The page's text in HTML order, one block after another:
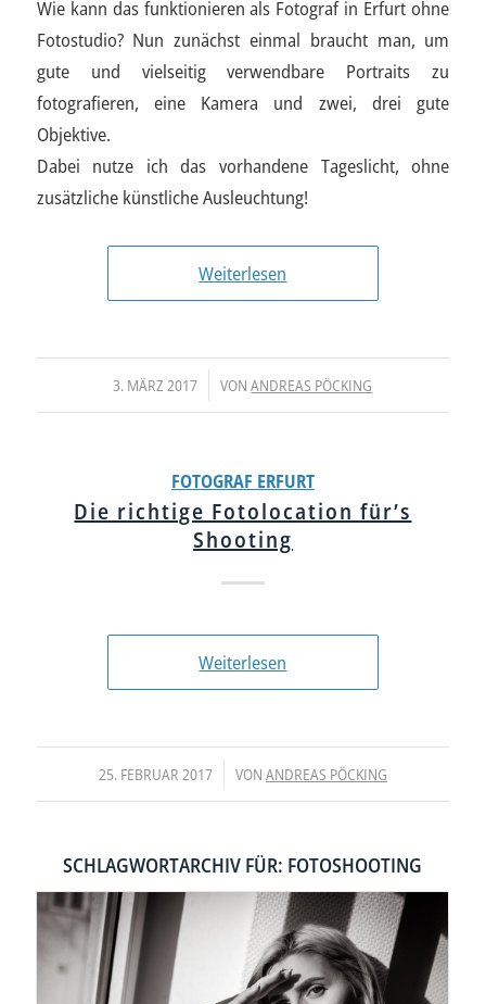
Wie kann das funktionieren als Fotograf in Erfurt ohne
Fotostudio? Nun zunächst einmal braucht man, um
gute und vielseitig verwendbare Portraits zu
fotografieren, eine Kamera und zwei, drei gute
Objektive.
Dabei nutze ich das vorhandene Tageslicht, ohne
zusätzliche künstliche Ausleuchtung!
Weiterlesen
3. MÄRZ 2017
/ VONANDREAS PÖCKING
FOTOGRAF ERFURT
Die richtige Fotolocation für’s
Shooting
Weiterlesen
25. FEBRUAR 2017
/ VON ANDREAS PÖCKING
SCHLAGWORTARCHIV FÜR: FOTOSHOOTING